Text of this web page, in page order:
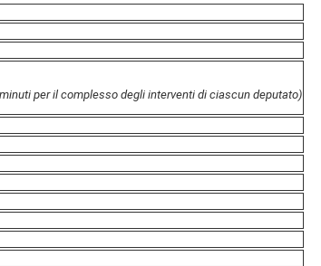
per il complesso degli interventi di ciascun deputato)